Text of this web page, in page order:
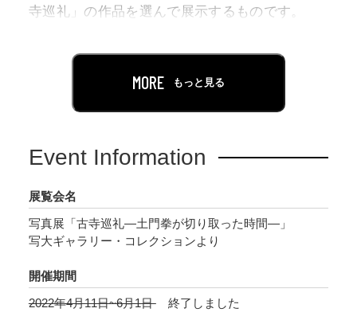
寺巡礼」の作品を選んで展示するものです。
このシリーズは土門拳が1939年に初めて室生寺
を訪れ、その翌年に広隆寺、中宮寺などを撮影
れた代表作の一つです。途中2度の脳卒中で倒
余儀なくされる中も撮影を続け、『古寺巡礼』
した。飛鳥文化に始まり平安から鎌倉文化など
に渡る寺仏、庭が紹介されています。土門は
『古寺巡礼』第一集（美術出版社）にて「これ
は飽くまでも、ひとりの日本人の、みずからの
出自する民族と文化への再確認の書であり、愛
惜の書であるつもりである」と述べています。
MORE もっと見る
Event Information
展覧会名
写真展「古寺巡礼―土門拳が切り取った時間―」
写大ギャラリー・コレクションより
開催期間
2022年4月11日~6月1日
終了しました